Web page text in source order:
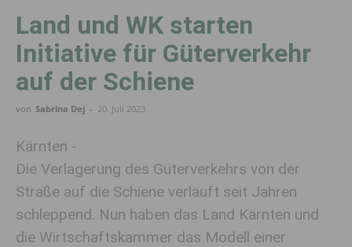
Land und WK starten
Initiative für Güterverkehr
auf der Schiene
von Sabrina Dej - 20. Juli 2023
Kärnten -
Die Verlagerung des Güterverkehrs von der
Straße auf die Schiene verläuft seit Jahren
schleppend. Nun haben das Land Kärnten und
die Wirtschaftskammer das Modell einer